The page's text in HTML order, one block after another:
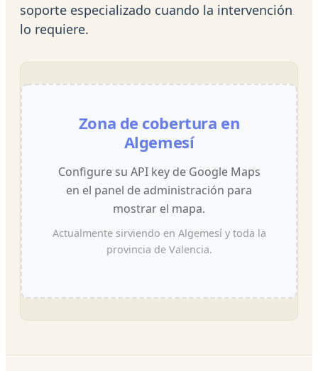
soporte especializado cuando la intervención
lo requiere.
Zona de cobertura en
Algemesí
Configure su API key de Google Maps
en el panel de administración para
mostrar el mapa.
Actualmente sirviendo en Algemesí y toda la
provincia de Valencia.